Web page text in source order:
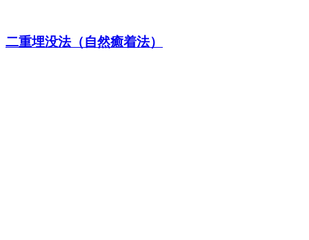
二重埋没法（自然癒着法）